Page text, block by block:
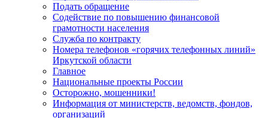
Подать обращение
Содействие по повышению финансовой
грамотности населения
Служба по контракту
Номера телефонов «горячих телефонных линий»
Иркутской области
Главное
Национальные проекты России
Осторожно, мошенники!
Информация от министерств, ведомств, фондов,
организаций